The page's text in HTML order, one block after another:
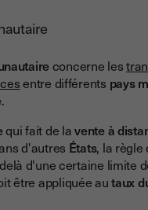
concerne les
entre différents pays
.
qui fait de lavente à
d'autres États, la règle
d'une certaine limite
être appliquée autaux